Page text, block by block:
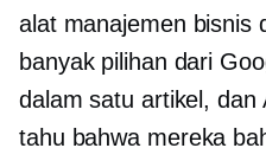
alat manajemen bisnis
banyak pilihan dari
dalam satu artikel, dan
tahu bahwa mereka